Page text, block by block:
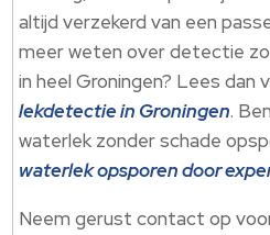
altijd verzekerd van een
meer weten over detectie
in heel Groningen? Lees dan
lekdetectie in Groningen.
waterlek zonder schade
waterlek opsporen door
Neem gerust contact op